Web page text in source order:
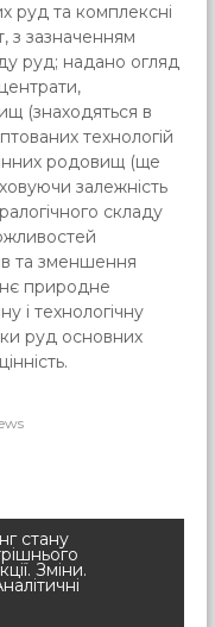
руд та комплексні
з зазначенням
руд; надано огляд
(знаходяться в
технологій
родовищ (ще
залежність
складу
та зменшення
природне
і технологічну
руд основних
стану
Зміни.